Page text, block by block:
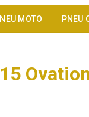
MOTO PNEU